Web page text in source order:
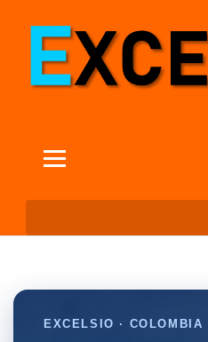
EXCELSIO · COLOMBIA